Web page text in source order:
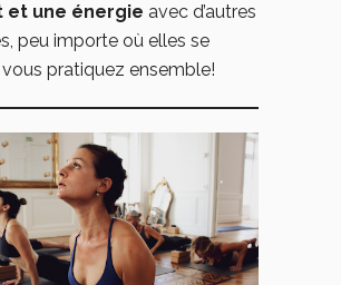
et une énergie avec d’autres
peu importe où elles se
pratiquez ensemble!